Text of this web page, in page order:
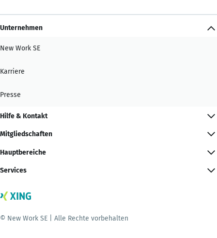
Unternehmen
New Work SE
Karriere
Presse
Hilfe & Kontakt
Mitgliedschaften
Hauptbereiche
Services
© New Work SE | Alle Rechte vorbehalten